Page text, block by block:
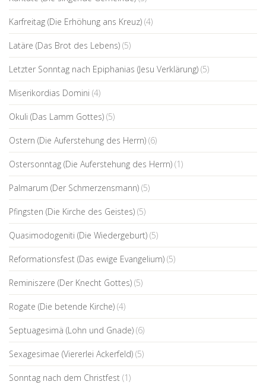
Karfreitag (Die Erhöhung ans Kreuz) (4)
Latäre (Das Brot des Lebens) (5)
Letzter Sonntag nach Epiphanias (Jesu Verklärung) (5)
Miserikordias Domini (4)
Okuli (Das Lamm Gottes) (5)
Ostern (Die Auferstehung des Herrn) (6)
Ostersonntag (Die Auferstehung des Herrn) (1)
Palmarum (Der Schmerzensmann) (5)
Pfingsten (Die Kirche des Geistes) (5)
Quasimodogeniti (Die Wiedergeburt) (5)
Reformationsfest (Das ewige Evangelium) (5)
Reminiszere (Der Knecht Gottes) (5)
Rogate (Die betende Kirche) (4)
Septuagesimä (Lohn und Gnade) (6)
Sexagesimae (Viererlei Ackerfeld) (5)
Sonntag nach dem Christfest (1)